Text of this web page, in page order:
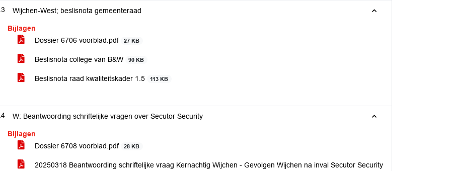
Wijchen-West; beslisnota gemeenteraad
Bijlagen
Dossier 6706 voorblad.pdf
27 KB
Beslisnota college van B&W 90 KB
Beslisnota raad kwaliteitskader 1.5 113 KB
W: Beantwoording schriftelijke vragen over Secutor Security
Bijlagen
Dossier 6708 voorblad.pdf
28 KB
20250318 Beantwoording schriftelijke vraag Kernachtig Wijchen - Gevolgen Wijchen na inval Secutor Security